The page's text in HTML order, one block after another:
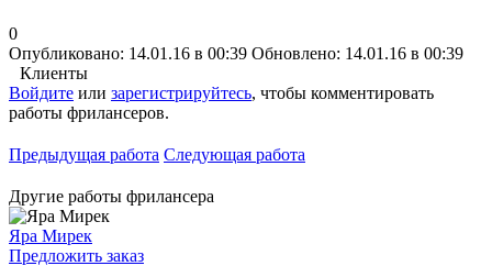
0
Опубликовано: 14.01.16 в 00:39 Обновлено: 14.01.16 в 00:39
Клиенты
Войдите или зарегистрируйтесь, чтобы комментировать
работы фрилансеров.
Предыдущая работа Следующая работа
Другие работы фрилансера
Яра Мирек
Предложить заказ